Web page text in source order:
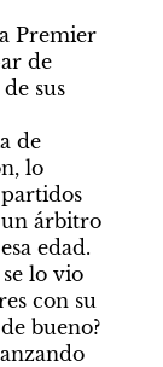
Premier
de
sus
de
lo
árbitro
edad.
lo vio
con su
bueno?